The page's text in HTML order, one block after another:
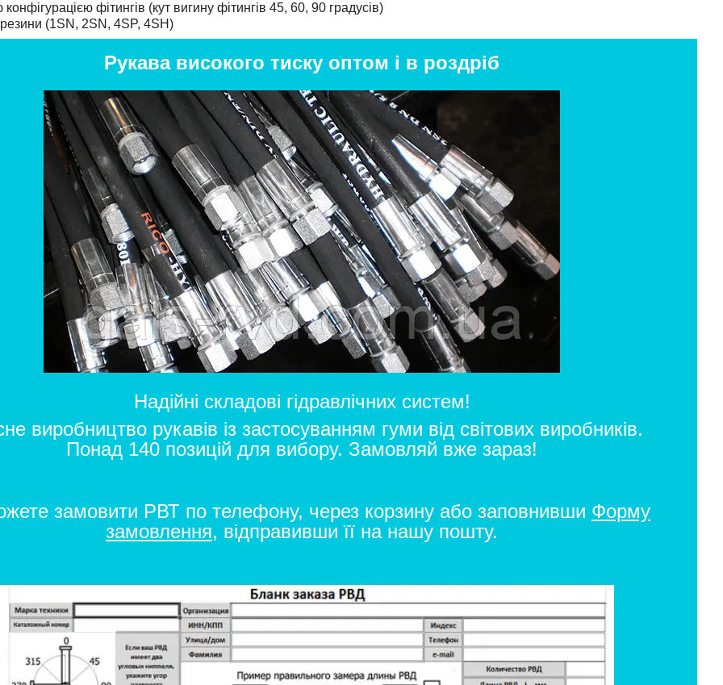
фітингів (кут вигину фітингів 45, 60, 90 градусів)
резини (1SN, 2SN, 4SP, 4SH)
Рукава високого тиску оптом і в роздріб
Надійні складові гідравлічних систем!
виробництво рукавів із застосуванням гуми від світових виробників.
Понад 140 позицій для вибору. Замовляй вже зараз!
замовити РВТ по телефону, через корзину або заповнивши Форму
замовлення, відправивши її на нашу пошту.